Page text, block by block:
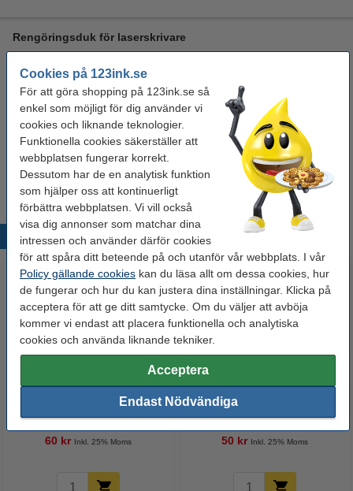
Cookies på 123ink.se
För att göra shopping på 123ink.se så
enkel som möjligt för dig använder vi
cookies och liknande teknologier.
Funktionella cookies säkerställer att
webbplatsen fungerar korrekt.
Dessutom har de en analytisk funktion
som hjälper oss att kontinuerligt
förbättra webbplatsen. Vi vill också
visa dig annonser som matchar dina
intressen och använder därför cookies
för att spåra ditt beteende på och utanför vår webbplats. I vår
Policy gällande cookies kan du läsa allt om dessa cookies, hur
de fungerar och hur du kan justera dina inställningar. Klicka på
acceptera för att ge ditt samtycke. Om du väljer att avböja
kommer vi endast att placera funktionella och analytiska
cookies och använda liknande tekniker.
Acceptera
Endast Nödvändiga
Rengöringsduk för laserskrivare
999099
Se specifikationerna och beskrivningen
i lager
Beställ nu så skickar vi på måndag!
Beställ
Populära produkter
Whiteboardpenna 2.5mm |
123ink | sorterade färger | 4st
60 kr Inkl. 25% Moms
Märkpenna permanent 2.5mm |
50 kr Inkl. 25% Moms